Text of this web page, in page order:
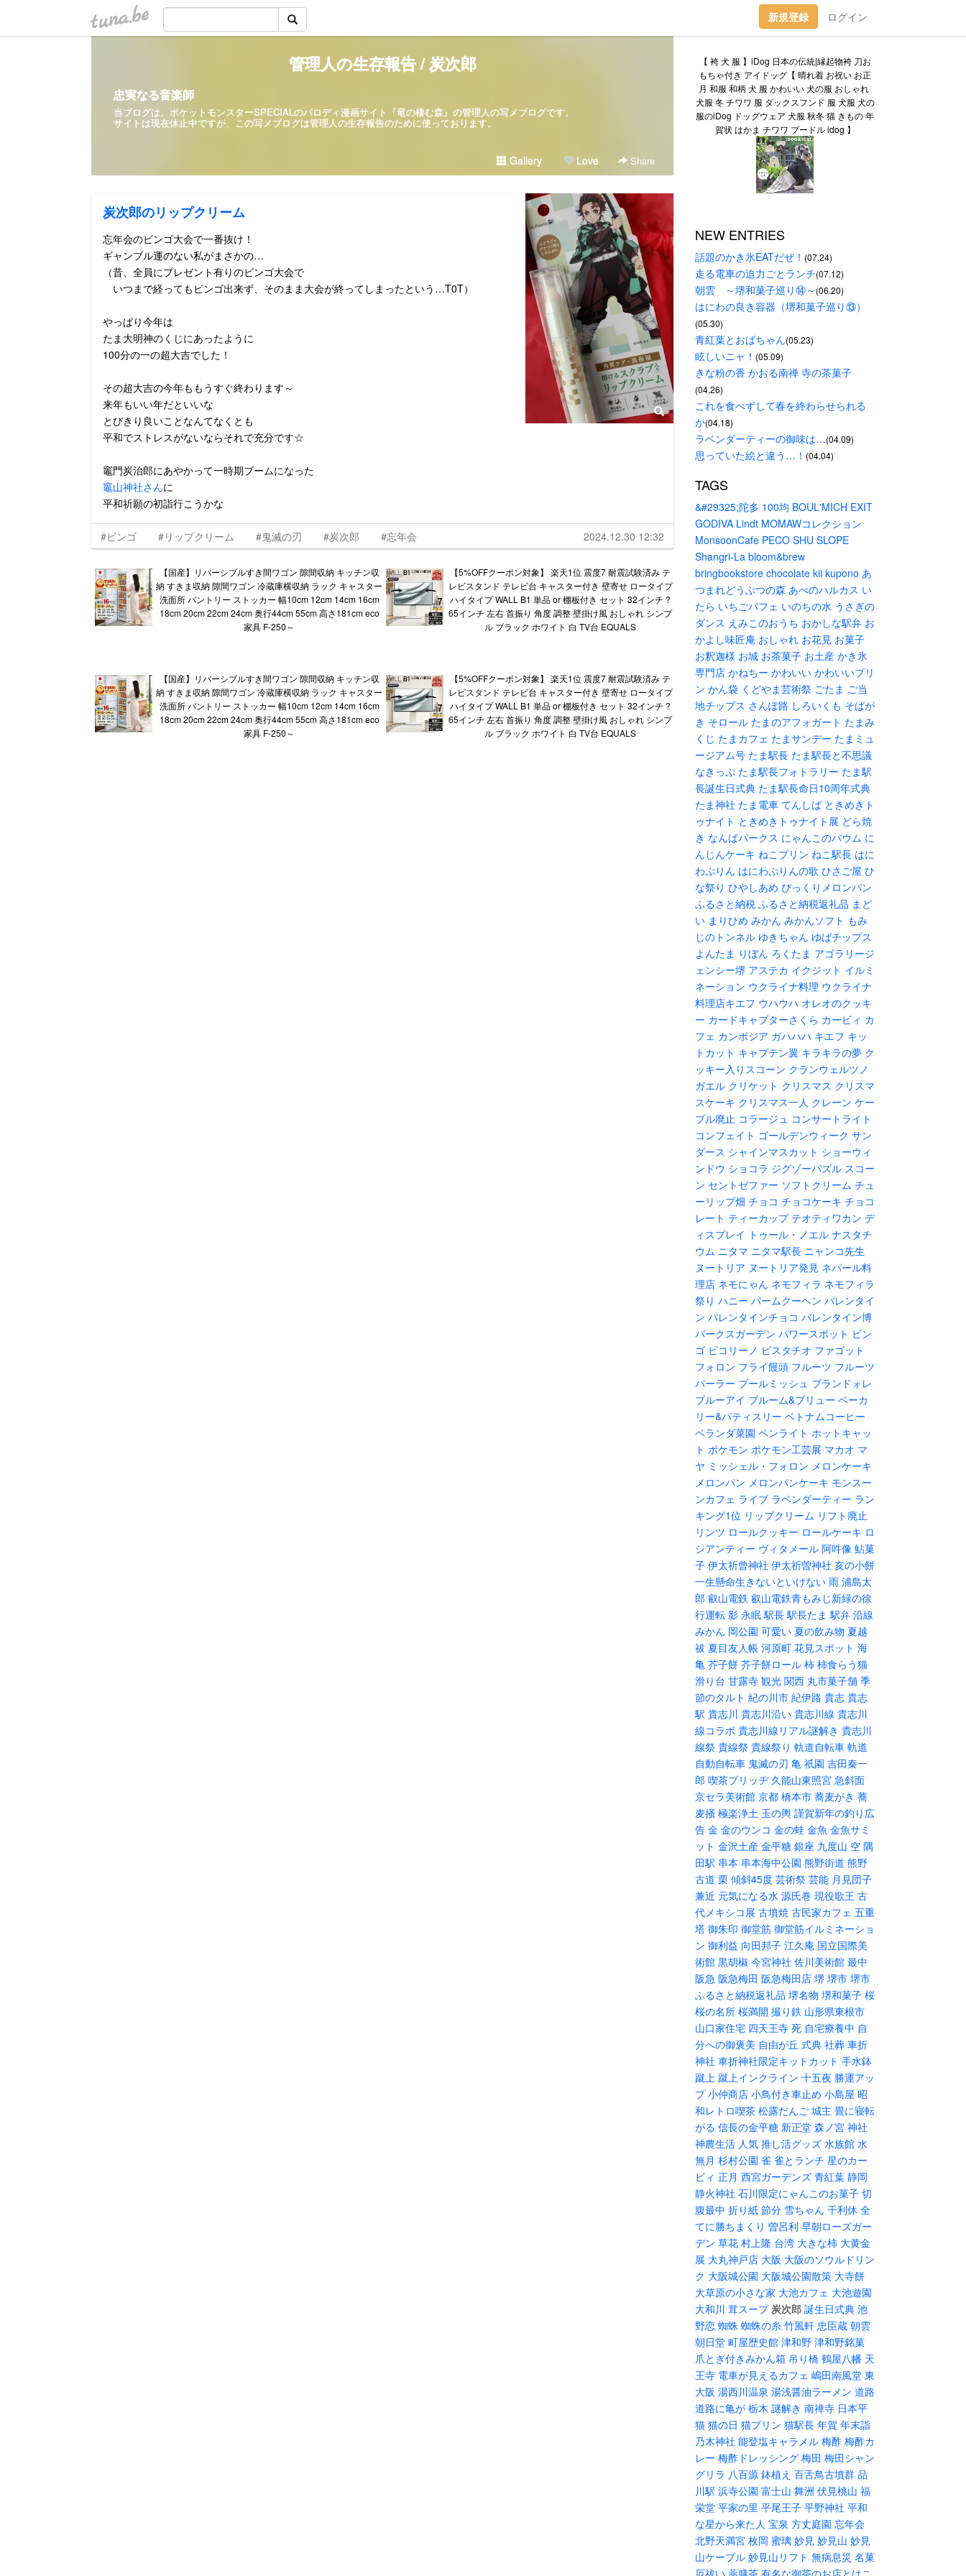
tuna.be 新規登録 ログイン
管理人の生存報告 / 炭次郎
忠実なる音楽師
当ブログは、ポケットモンスターSPECIALのパロディ漫画サイト『竜の棲む森』の管理人の写メブログです。
サイトは現在休止中ですが、この写メブログは管理人の生存報告のために使っております。
Gallery Love Share
炭次郎のリップクリーム
忘年会のビンゴ大会で一番抜け！
ギャンブル運のない私がまさかの…
（昔、全員にプレゼント有りのビンゴ大会で
いつまで経ってもビンゴ出来ず、そのまま大会が終ってしまったという…T0T）
やっぱり今年は
たま大明神のくじにあったように
100分の一の超大吉でした！
その超大吉の今年ももうすぐ終わります～
来年もいい年だといいな
とびきり良いことなんてなくとも
平和でストレスがないならそれで充分です☆
竈門炭治郎にあやかって一時期ブームになった
竈山神社さんに
平和祈願の初詣行こうかな
#ビンゴ #リップクリーム #鬼滅の刃 #炭次郎 #忘年会 2024.12.30 12:32
【国産】リバーシブルすき間ワゴン 隙間収納 キッチン収
納 すきま収納 隙間ワゴン 冷蔵庫横収納 ラック キャスター
洗面所 パントリー ストッカー 幅10cm 12cm 14cm 16cm
18cm 20cm 22cm 24cm 奥行44cm 55cm 高さ181cm eco
家具 F-250～
【5%OFFクーポン対象】 楽天1位 震度7 耐震試験済み テ
レビスタンド テレビ台 キャスター付き 壁寄せ ロータイプ
ハイタイプ WALL B1 単品 or 棚板付き セット 32インチ ?
65インチ 左右 首振り 角度 調整 壁掛け風 おしゃれ シンプ
ル ブラック ホワイト 白 TV台 EQUALS
【国産】リバーシブルすき間ワゴン 隙間収納 キッチン収
納 すきま収納 隙間ワゴン 冷蔵庫横収納 ラック キャスター
洗面所 パントリー ストッカー 幅10cm 12cm 14cm 16cm
18cm 20cm 22cm 24cm 奥行44cm 55cm 高さ181cm eco
家具 F-250～
【5%OFFクーポン対象】 楽天1位 震度7 耐震試験済み テ
レビスタンド テレビ台 キャスター付き 壁寄せ ロータイプ
ハイタイプ WALL B1 単品 or 棚板付き セット 32インチ ?
65インチ 左右 首振り 角度 調整 壁掛け風 おしゃれ シンプ
ル ブラック ホワイト 白 TV台 EQUALS
【 袴 犬 服 】iDog 日本の伝統|縁起物袴 刀お
もちゃ付き アイドッグ【 晴れ着 お祝い お正
月 和服 和柄 犬 服 かわいい 犬の服 おしゃれ
犬服 冬 チワワ 服 ダックスフンド 服 犬服 犬の
服のiDog ドッグウェア 犬服 秋冬 猫 きもの 年
賀状 はかま チワワ プードル idog 】
NEW ENTRIES
話題のかき氷EATだぜ！ (07.24)
走る電車の迫力ごとランチ(07.12)
朝雲　～堺和菓子巡り⑭～(06.20)
はにわの良き容器（堺和菓子巡り⑬）
(05.30)
青紅葉とおばちゃん(05.23)
眩しいニャ！ (05.09)
きな粉の香 かおる南禅 寺の茶菓子
(04.26)
これを食べずして春を終わらせられる
か(04.18)
ラベンダーティーの御味は…(04.09)
思っていた絵と違う…！ (04.04)
TAGS
&#29325;陀多 100均 BOUL'MICH EXIT
GODIVA Lindt MOMAWコレクション
MonsoonCafe PECO SHU SLOPE
Shangri-La bloom&brew
bringbookstore chocolate kii kupono あ
つまれどうぶつの森 あべのハルカス い
たら いちごパフェ いのちの水 うさぎの
ダンス えみこのおうち おかしな駅弁 お
かよし味匠庵 おしゃれ お花見 お菓子
お釈迦様 お城 お茶菓子 お土産 かき氷
専門店 かねちー かわいい かわいいプリ
ン かん袋 くどやま芸術祭 ごたま ご当
地チップス さんぽ路 しろいくも そばが
き そロール たまのアフォガート たまみ
くじ たまカフェ たまサンデー たまミュ
ージアム号 たま駅長 たま駅長と不思議
なきっぷ たま駅長フォトラリー たま駅
長誕生日式典 たま駅長命日10周年式典
たま神社 たま電車 てんしば ときめきト
ゥナイト ときめきトゥナイト展 どら焼
き なんばパークス にゃんこのバウム に
んじんケーキ ねこプリン ねこ駅長 はに
わぷりん はにわぷりんの歌 ひさご屋 ひ
な祭り ひやしあめ びっくりメロンパン
ふるさと納税 ふるさと納税返礼品 まど
い まりひめ みかん みかんソフト もみ
じのトンネル ゆきちゃん ゆばチップス
よんたま りぼん ろくたま アゴラリージ
ェンシー堺 アステカ イクジット イルミ
ネーション ウクライナ料理 ウクライナ
料理店キエフ ウハウハ オレオのクッキ
ー カードキャプターさくら カービィ カ
フェ カンボジア ガハハハ キエフ キッ
トカット キャプテン翼 キラキラの夢 ク
ッキー入りスコーン クランウェルツノ
ガエル クリケット クリスマス クリスマ
スケーキ クリスマス一人 クレーン ケー
ブル廃止 コラージュ コンサートライト
コンフェイト ゴールデンウィーク サン
ダース シャインマスカット ショーウィ
ンドウ ショコラ ジグゾーパズル スコー
ン セントゼファー ソフトクリーム チュ
ーリップ畑 チョコ チョコケーキ チョコ
レート ティーカップ テオティワカン デ
ィスプレイ トゥール・ノエル ナスタチ
ウム ニタマ ニタマ駅長 ニャンコ先生
ヌートリア ヌートリア発見 ネパール料
理店 ネモにゃん ネモフィラ ネモフィラ
祭り ハニー バームクーヘン バレンタイ
ン バレンタインチョコ バレンタイン博
パークスガーデン パワースポット ビン
ゴ ピコリーノ ピスタチオ ファゴット
フォロン フライ饅頭 フルーツ フルーツ
パーラー ブールミッシュ ブランドォレ
ブルーアイ ブルーム&ブリュー ベーカ
リー&パティスリー ベトナムコーヒー
ベランダ菜園 ペンライト ホットキャッ
ト ポケモン ポケモン工芸展 マカオ マ
ヤ ミッシェル・フォロン メロンケーキ
メロンパン メロンパンケーキ モンスー
ンカフェ ライブ ラベンダーティー ラン
キング1位 リップクリーム リフト廃止
リンツ ロールクッキー ロールケーキ ロ
シアンティー ヴィタメール 阿吽像 鮎菓
子 伊太祈曾神社 伊太祈曽神社 亥の小餅
一生懸命生きないといけない 雨 浦島太
郎 叡山電鉄 叡山電鉄青もみじ新緑の徐
行運転 影 永眠 駅長 駅長たま 駅弁 沿線
みかん 岡公園 可愛い 夏の飲み物 夏越
祓 夏目友人帳 河原町 花見スポット 海
亀 芥子餅 芥子餅ロール 柿 柿食らう猫
滑り台 甘露寺 観光 関西 丸市菓子舗 季
節のタルト 紀の川市 紀伊路 貴志 貴志
駅 貴志川 貴志川沿い 貴志川線 貴志川
線コラボ 貴志川線リアル謎解き 貴志川
線祭 貴線祭 貴線祭り 軌道自転車 軌道
自動自転車 鬼滅の刃 亀 祇園 吉田秦一
郎 喫茶ブリッヂ 久能山東照宮 急斜面
京セラ美術館 京都 橋本市 蕎麦がき 蕎
麦掻 極楽浄土 玉の輿 謹賀新年の釣り広
告 金 金のウンコ 金の蛙 金魚 金魚サミ
ット 金沢土産 金平糖 銀座 九度山 空 隅
田駅 串本 串本海中公園 熊野街道 熊野
古道 栗 傾斜45度 芸術祭 芸能 月見団子
兼近 元気になる水 源氏巻 現役歌王 古
代メキシコ展 古墳焼 古民家カフェ 五重
塔 御朱印 御堂筋 御堂筋イルミネーショ
ン 御利益 向田邦子 江久庵 国立国際美
術館 黒胡椒 今宮神社 佐川美術館 最中
阪急 阪急梅田 阪急梅田店 堺 堺市 堺市
ふるさと納税返礼品 堺名物 堺和菓子 桜
桜の名所 桜満開 撮り鉄 山形県東根市
山口家住宅 四天王寺 死 自宅療養中 自
分への御褒美 自由が丘 式典 社葬 車折
神社 車折神社限定キットカット 手水鉢
蹴上 蹴上インクライン 十五夜 勝運アッ
プ 小仲商店 小鳥付き車止め 小島屋 昭
和レトロ喫茶 松露だんご 城主 畳に寝転
がる 信長の金平糖 新正堂 森ノ宮 神社
神農生活 人気 推し活グッズ 水族館 水
無月 杉村公園 雀 雀とランチ 星のカー
ビィ 正月 西宮ガーデンズ 青紅葉 静岡
静火神社 石川限定にゃんこのお菓子 切
腹最中 折り紙 節分 雪ちゃん 千利休 全
てに勝ちまくり 曽呂利 早朝ローズガー
デン 草花 村上隆 台湾 大きな柿 大黄金
展 大丸神戸店 大阪 大阪のソウルドリン
ク 大阪城公園 大阪城公園散策 大寺餅
大草原の小さな家 大池カフェ 大池遊園
大和川 茸スープ 炭次郎 誕生日式典 池
野恋 蜘蛛 蜘蛛の糸 竹風軒 忠臣蔵 朝雲
朝日堂 町屋歴史館 津和野 津和野銘菓
爪とぎ付きみかん箱 吊り橋 鶴屋八幡 天
王寺 電車が見えるカフェ 嶋田南風堂 東
大阪 湯西川温泉 湯浅醤油ラーメン 道路
道路に亀が 栃木 謎解き 南禅寺 日本平
猫 猫の日 猫プリン 猫駅長 年賀 年末詣
乃木神社 能登塩キャラメル 梅酢 梅酢カ
レー 梅酢ドレッシング 梅田 梅田シャン
グリラ 八百源 鉢植え 百舌鳥古墳群 品
川駅 浜寺公園 富士山 舞洲 伏見桃山 福
栄堂 平家の里 平尾王子 平野神社 平和
な星から来た人 宝泉 方丈庭園 忘年会
北野天満宮 枚岡 蜜璃 妙見 妙見山 妙見
山ケーブル 妙見山リフト 無病息災 名菓
厄祓い 薬膳茶 有名な御茶のお店とはこ